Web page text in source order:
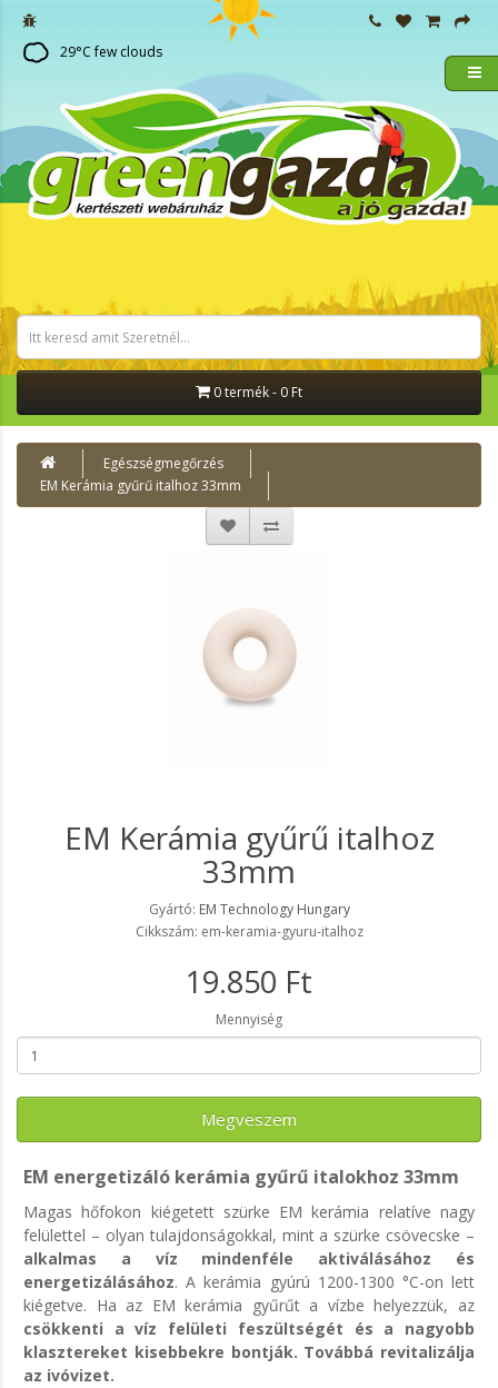
29°C few clouds
0 termék - 0 Ft
Egészségmegőrzés
EM Kerámia gyűrű italhoz 33mm
EM Kerámia gyűrű italhoz
33mm
Gyártó: EM Technology Hungary
Cikkszám: em-keramia-gyuru-italhoz
19.850 Ft
Mennyiség
Megveszem
EM energetizáló kerámia gyűrű italokhoz 33mm
Magas hőfokon kiégetett szürke EM kerámia relatíve nagy
felülettel – olyan tulajdonságokkal, mint a szürke csövecske –
alkalmas a víz mindenféle aktiválásához és
energetizálásához. A kerámia gyúrú 1200-1300 °C-on lett
kiégetve. Ha az EM kerámia gyűrűt a vízbe helyezzük, az
csökkenti a víz felületi feszültségét és a nagyobb
klasztereket kisebbekre bontják. Továbbá revitalizálja
az ivóvizet.